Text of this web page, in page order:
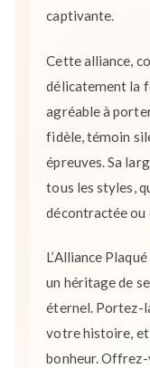
captivante.
Cette alliance,
délicatement la
agréable à
fidèle, témoin
épreuves. Sa
tous les styles,
décontractée ou
L’Alliance
un héritage de
éternel. Portez-
votre histoire,
bonheur.